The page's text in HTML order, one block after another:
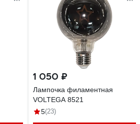
1 050 ₽
Лампочка филаментная
VOLTEGA 8521
5(23)